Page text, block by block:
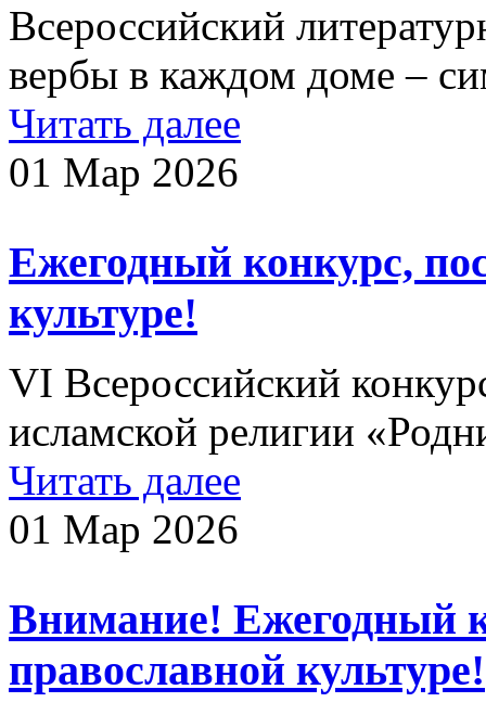
Всероссийский
вербы в каждом доме –
Читать далее
01 Мар 2026
Ежегодный конкурс,
культуре!
VI Всероссийский
исламской религии
Читать далее
01 Мар 2026
Внимание! Ежегодный
православной культуре!